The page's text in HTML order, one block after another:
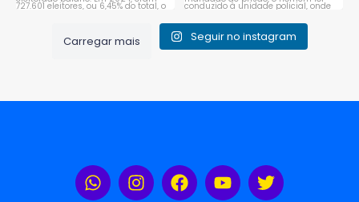
Carregar mais Seguir no instagram